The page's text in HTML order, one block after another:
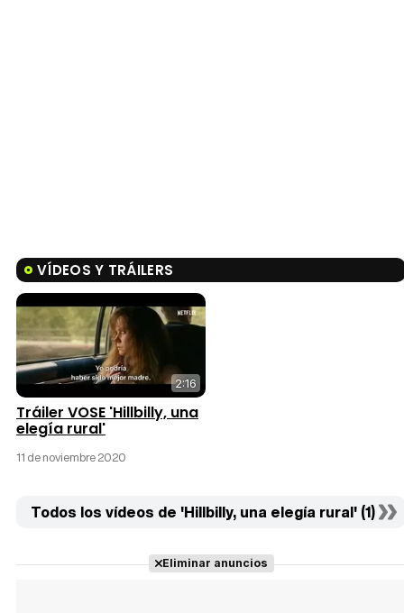
VÍDEOS Y TRÁILERS
2:16
Tráiler VOSE 'Hillbilly, una
elegía rural'
11 de noviembre 2020
Todos los vídeos de 'Hillbilly, una elegía rural' (1)
Eliminar anuncios